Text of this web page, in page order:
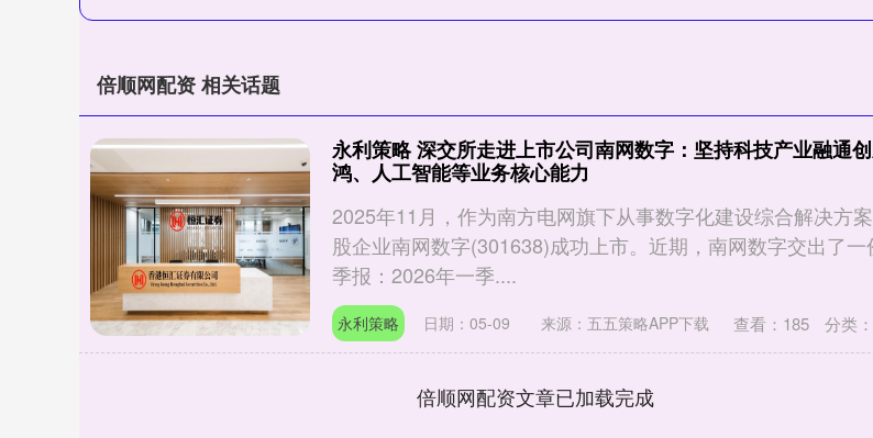
倍顺网配资 相关话题
永利策略 深交所走进上市公司南网数字：坚持科技产业融通
鸿、人工智能等业务核心能力
2025年11月，作为南方电网旗下从事数字化建设综合解决方
股企业南网数字(301638)成功上市。近期，南网数字交出了一
季报：2026年一季....
永利策略 日期：05-09 来源：五五策略APP下载 查看： 185 分类：
倍顺网配资文章已加载完成